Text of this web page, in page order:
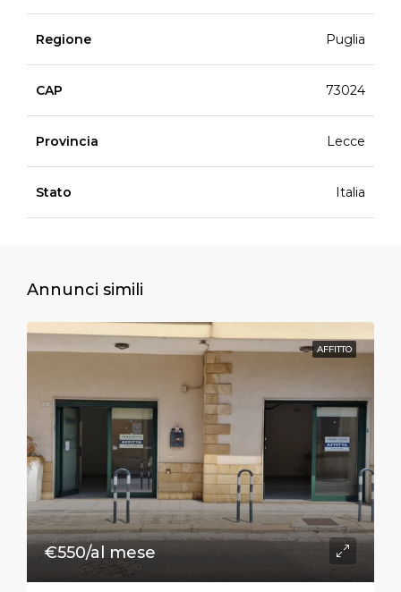
Regione Puglia
CAP 73024
Provincia Lecce
Stato Italia
Annunci simili
AFFITTO
€550/al mese